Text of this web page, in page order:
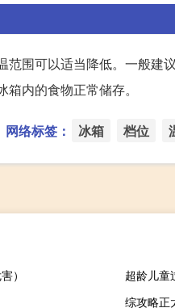
范围可以适当降低。一般
内的食物正常储存。
网络标签： 冰箱 档位
）
超龄儿童
综攻略正